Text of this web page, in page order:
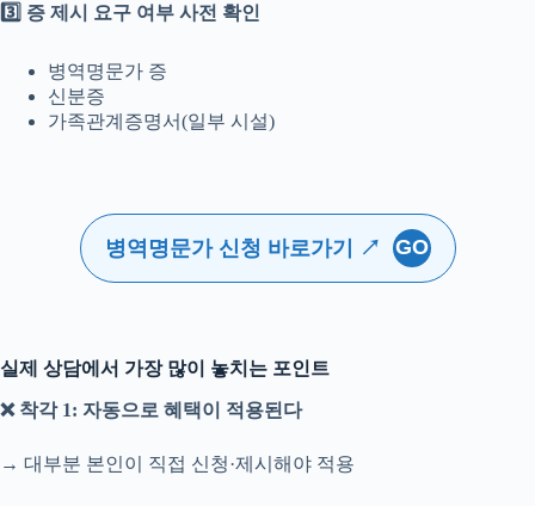
3️⃣ 증 제시 요구 여부 사전 확인
병역명문가 증
신분증
가족관계증명서(일부 시설)
병역명문가 신청 바로가기 ↗ GO
실제 상담에서 가장 많이 놓치는 포인트
❌ 착각 1: 자동으로 혜택이 적용된다
→ 대부분 본인이 직접 신청·제시해야 적용